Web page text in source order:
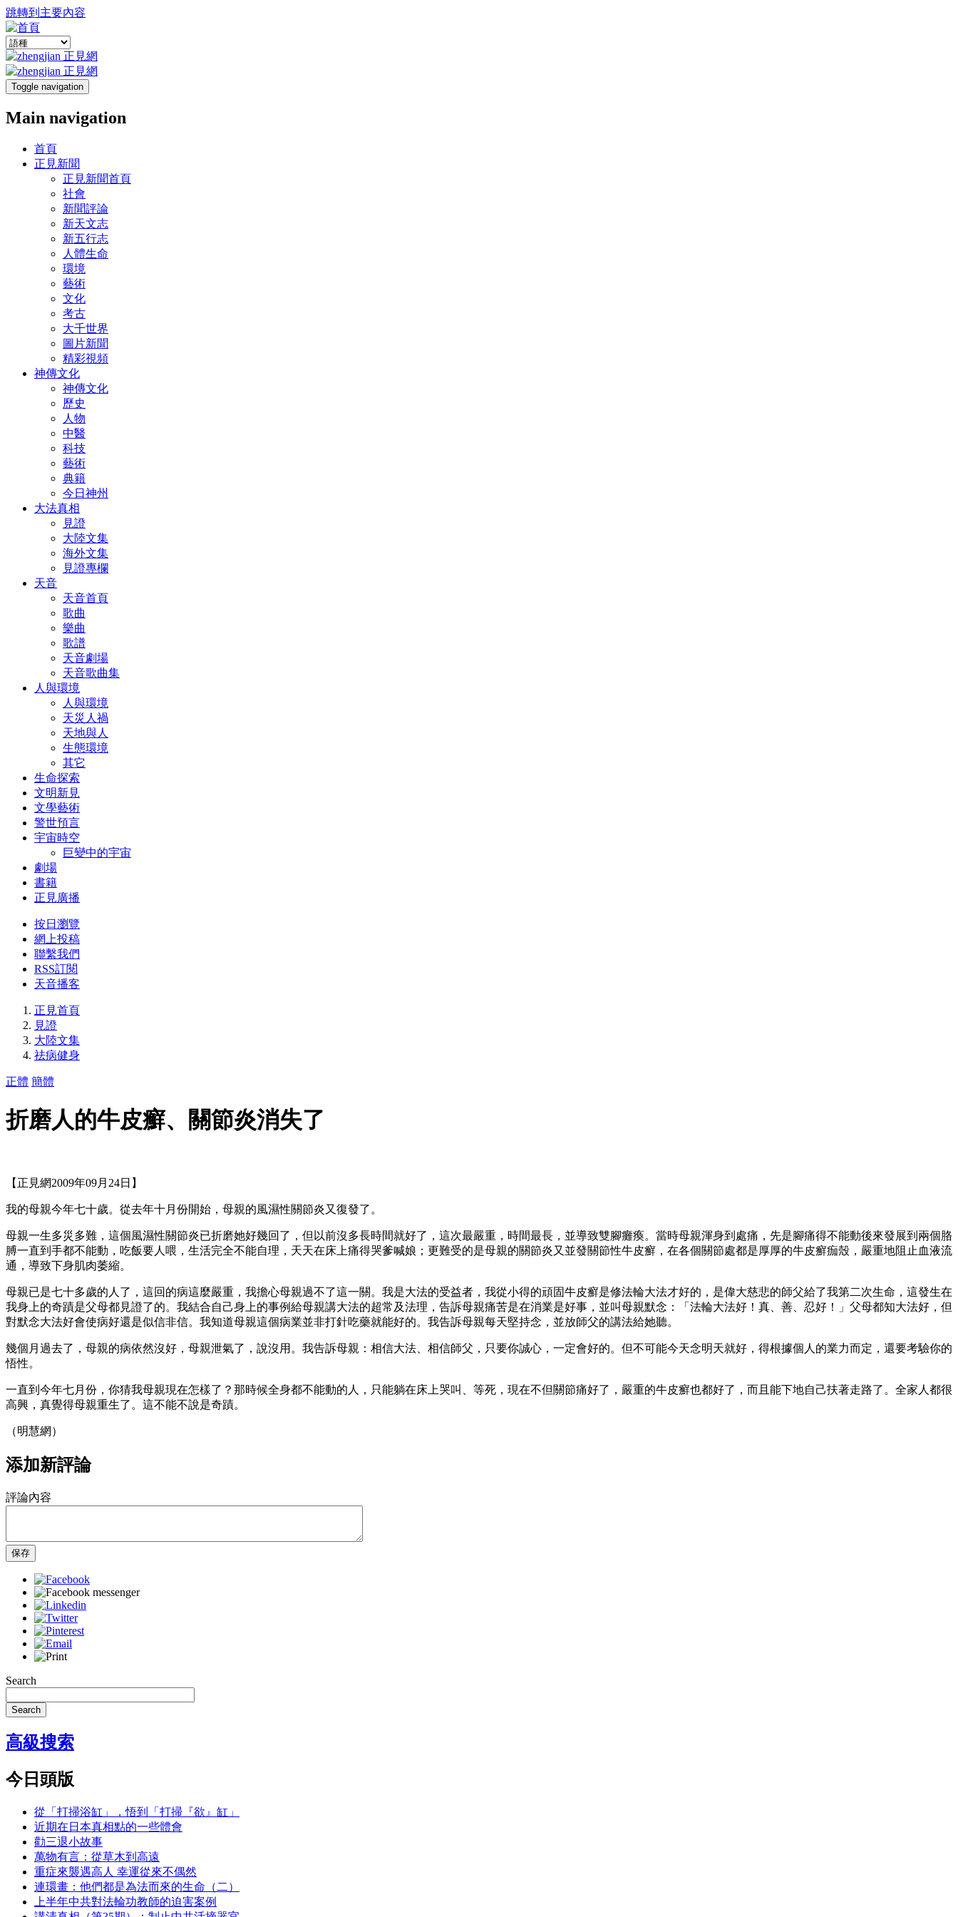
跳轉到主要內容
Toggle navigation
Main navigation
首頁
正見新聞
正見新聞首頁
社會
新聞評論
新天文志
新五行志
人體生命
環境
藝術
文化
考古
大千世界
圖片新聞
精彩視頻
神傳文化
神傳文化
歷史
人物
中醫
科技
藝術
典籍
今日神州
大法真相
見證
大陸文集
海外文集
見證專欄
天音
天音首頁
歌曲
樂曲
歌譜
天音劇場
天音歌曲集
人與環境
人與環境
天災人禍
天地與人
生態環境
其它
生命探索
文明新見
文學藝術
警世預言
宇宙時空
巨變中的宇宙
劇場
書籍
正見廣播
按日瀏覽
網上投稿
聯繫我們
RSS訂閱
天音播客
正見首頁
見證
大陸文集
祛病健身
正體 簡體
折磨人的牛皮癬、關節炎消失了
【正見網2009年09月24日】
我的母親今年七十歲。從去年十月份開始，母親的風濕性關節炎又復發了。
母親一生多災多難，這個風濕性關節炎已折磨她好幾回了，但以前沒多長時間就好了，這次最嚴重，時間最長，並導致雙腳癱瘓。當時母親渾身到處痛，先是腳痛得不能動後來發展到兩個胳
膊一直到手都不能動，吃飯要人喂，生活完全不能自理，天天在床上痛得哭爹喊娘；更難受的是母親的關節炎又並發關節性牛皮癬，在各個關節處都是厚厚的牛皮癬痂殼，嚴重地阻止血液流
通，導致下身肌肉萎縮。
母親已是七十多歲的人了，這回的病這麼嚴重，我擔心母親過不了這一關。我是大法的受益者，我從小得的頑固牛皮癬是修法輪大法才好的，是偉大慈悲的師父給了我第二次生命，這發生在
我身上的奇蹟是父母都見證了的。我結合自己身上的事例給母親講大法的超常及法理，告訴母親痛苦是在消業是好事，並叫母親默念：「法輪大法好！真、善、忍好！」父母都知大法好，但
對默念大法好會使病好還是似信非信。我知道母親這個病業並非打針吃藥就能好的。我告訴母親每天堅持念，並放師父的講法給她聽。
幾個月過去了，母親的病依然沒好，母親泄氣了，說沒用。我告訴母親：相信大法、相信師父，只要你誠心，一定會好的。但不可能今天念明天就好，得根據個人的業力而定，還要考驗你的
悟性。
一直到今年七月份，你猜我母親現在怎樣了？那時候全身都不能動的人，只能躺在床上哭叫、等死，現在不但關節痛好了，嚴重的牛皮癬也都好了，而且能下地自己扶著走路了。全家人都很
高興，真覺得母親重生了。這不能不說是奇蹟。
（明慧網）
添加新評論
評論內容
保存
Search
Search
高級搜索
今日頭版
從「打掃浴缸」，悟到「打掃『欲』缸」
近期在日本真相點的一些體會
勸三退小故事
萬物有言：從草木到高遠
重症來襲遇高人 幸運從來不偶然
連環畫：他們都是為法而來的生命（二）
上半年中共對法輪功教師的迫害案例